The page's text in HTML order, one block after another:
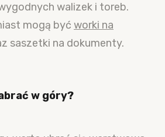
walizek i toreb.
mogą być worki na
saszetki na dokumenty.
w góry?